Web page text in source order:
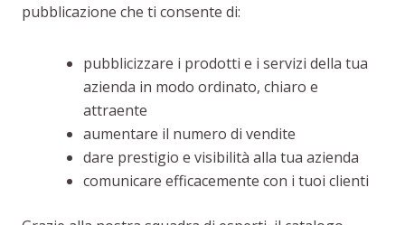
pubblicazione che ti consente di:
pubblicizzare i prodotti e i servizi della tua
azienda in modo ordinato, chiaro e
attraente
aumentare il numero di vendite
dare prestigio e visibilità alla tua azienda
comunicare efficacemente con i tuoi clienti